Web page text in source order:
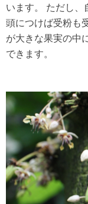
います。 ただし、
頭につけば受粉も
が大きな果実の中
できます。